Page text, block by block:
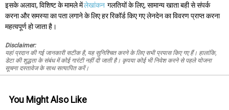
इसके अलावा, विशिष्ट के मामले मेंलेखांकन गलतियों के लिए, सामान्य खाता बही से संपर्क
करना और समस्या का पता लगाने के लिए हर रिकॉर्ड किए गए लेनदेन का विवरण प्राप्त करना
महत्वपूर्ण हो जाता है।
Disclaimer:
यहां प्रदान की गई जानकारी सटीक है, यह सुनिश्चित करने के लिए सभी प्रयास किए गए हैं। हालांकि,
डेटा की शुद्धता के संबंध में कोई गारंटी नहीं दी जाती है। कृपया कोई भी निवेश करने से पहले योजना
सूचना दस्तावेज के साथ सत्यापित करें।
You Might Also Like